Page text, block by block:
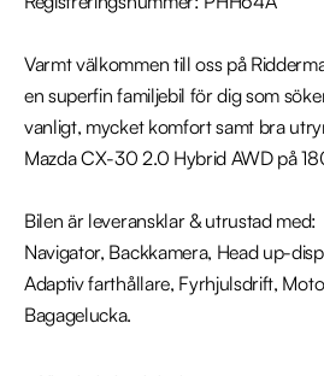
Varmt välkommen till oss på
en superfin familjebil för dig som
vanligt, mycket komfort samt bra
Mazda CX-30 2.0 Hybrid AWD på
Bilen är leveransklar & utrustad med:
Navigator, Backkamera, Head up-
Adaptiv farthållare, Fyrhjulsdrift,
Bagagelucka.